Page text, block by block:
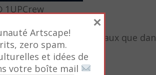
1UPCrew
sur les réseaux sociaux que
l’exposition.
Artscape!
zero spam.
et idées de
votre boîte mail
×